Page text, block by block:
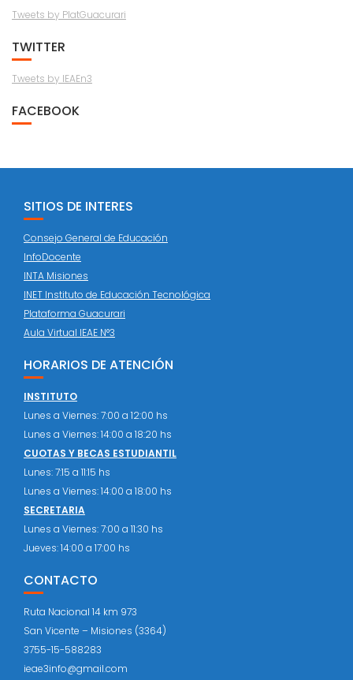
Tweets by PlatGuacurari
TWITTER
Tweets by IEAEn3
FACEBOOK
SITIOS DE INTERES
Consejo General de Educación
InfoDocente
INTA Misiones
INET Instituto de Educación Tecnológica
Plataforma Guacurari
Aula Virtual IEAE N°3
HORARIOS DE ATENCIÓN
INSTITUTO
Lunes a Viernes: 7:00 a 12:00 hs
Lunes a Viernes: 14:00 a 18:20 hs
CUOTAS Y BECAS ESTUDIANTIL
Lunes: 7:15 a 11:15 hs
Lunes a Viernes: 14:00 a 18:00 hs
SECRETARIA
Lunes a Viernes: 7:00 a 11:30 hs
Jueves: 14:00 a 17:00 hs
CONTACTO
Ruta Nacional 14 km 973
San Vicente – Misiones (3364)
3755-15-588283
ieae3info@gmail.com